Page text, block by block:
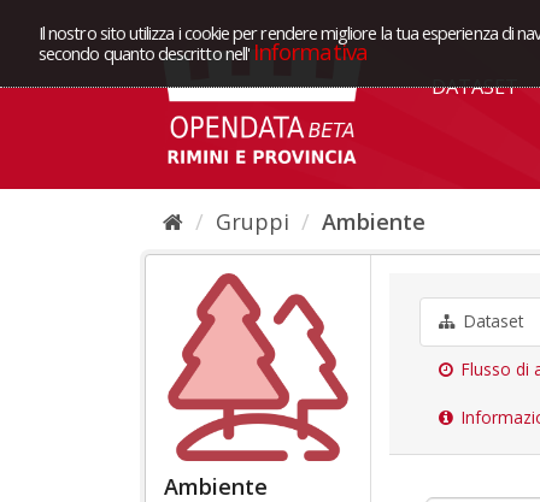
Il nostro sito utilizza i cookie per rendere migliore la tua esperienza di
secondo quanto descritto nell' Informativa
DATASET
Gruppi Ambiente
Ambiente
Dataset
Flusso di